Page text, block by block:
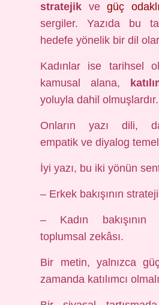
stratejik vegüç odaklı
sergiler. Yazıda bu
hedefe yönelik bir dil
Kadınlar ise tarihsel
kamusal alana,
yoluyla dahil olmuşlardır.
Onların yazı dili,
empatik ve diyalog
İyi yazı, bu iki yönün
– Erkek bakışının
– Kadın
toplumsal zekâsı.
Bir metin, yalnızca
zamanda katılımcı